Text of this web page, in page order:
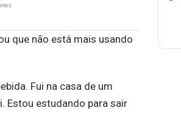
que não está mais usando
Fui na casa de um
Estou estudando para sair